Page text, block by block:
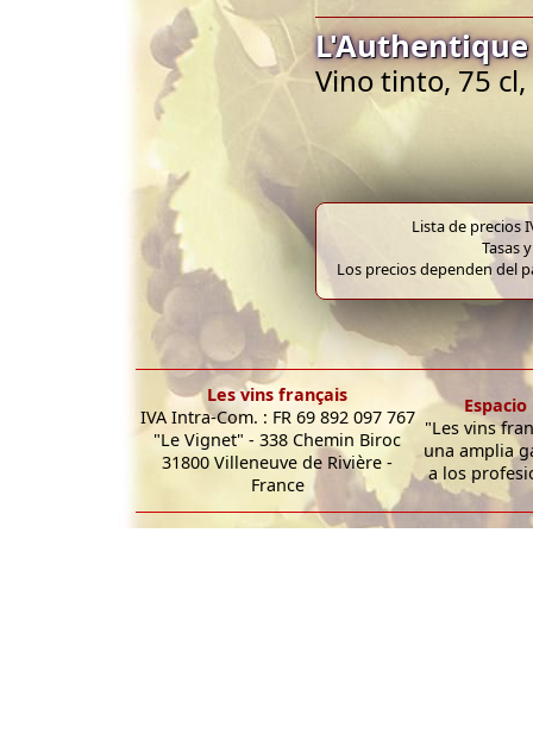
L'Authentique
Vino tinto, 75 cl,
Lista de precios
Tasas
Los precios dependen del
Les vins français
IVA Intra-Com. : FR 69 892 097 767
"Le Vignet" - 338 Chemin Biroc
31800 Villeneuve de Rivière -
France
"Les vins
una amplia
a los